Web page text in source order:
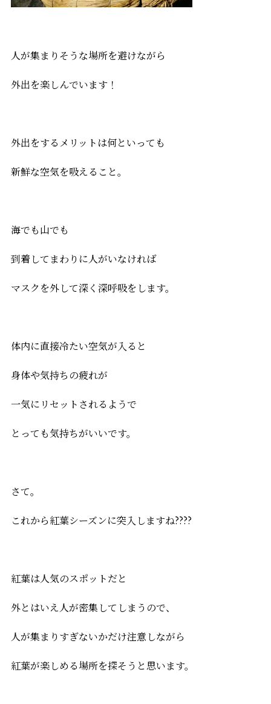
人が集まりそうな場所を避けながら
外出を楽しんでいます！
外出をするメリットは何といっても
新鮮な空気を吸えること。
海でも山でも
到着してまわりに人がいなければ
マスクを外して深く深呼吸をします。
体内に直接冷たい空気が入ると
身体や気持ちの疲れが
一気にリセットされるようで
とっても気持ちがいいです。
さて。
これから紅葉シーズンに突入しますね????
紅葉は人気のスポットだと
外とはいえ人が密集してしまうので、
人が集まりすぎないかだけ注意しながら
紅葉が楽しめる場所を探そうと思います。